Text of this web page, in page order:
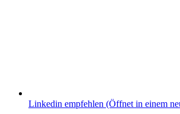
Linkedin empfehlen (Öffnet in einem